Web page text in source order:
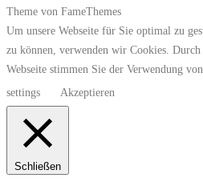
Theme von FameThemes
Um unsere Webseite für Sie optimal zu
zu können, verwenden wir Cookies.
Webseite stimmen Sie der Verwendung
settings
Akzeptieren
Schließen